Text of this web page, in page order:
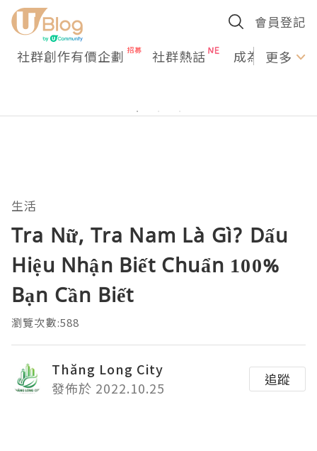
會員登記
社群創作有價企劃 社群熱話 成為U更多
生活
Tra Nữ, Tra Nam Là Gì? Dấu
Hiệu Nhận Biết Chuẩn 100%
Bạn Cần Biết
瀏覽次數:588
Thăng Long City
發佈於 2022.10.25
追蹤